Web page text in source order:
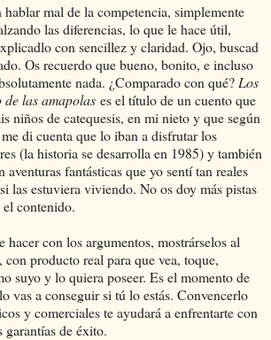
mal de la competencia, simplemente
las diferencias, lo que le hace útil,
con sencillez y claridad. Ojo, buscad
Os recuerdo que bueno, bonito, e incluso
nada. ¿Comparado con qué? Los
las amapolas es el título de un cuento que
niños de catequesis, en mi nieto y que según
di cuenta que lo iban a disfrutar los
(la historia se desarrolla en 1985) y también
aventuras fantásticas que yo sentí tan reales
las estuviera viviendo. No os doy más pistas
contenido.
hacer con los argumentos, mostrárselos al
producto real para que vea, toque,
suyo y lo quiera poseer. Es el momento de
vas a conseguir si tú lo estás. Convencerlo
y comerciales te ayudará a enfrentarte con
garantías de éxito.